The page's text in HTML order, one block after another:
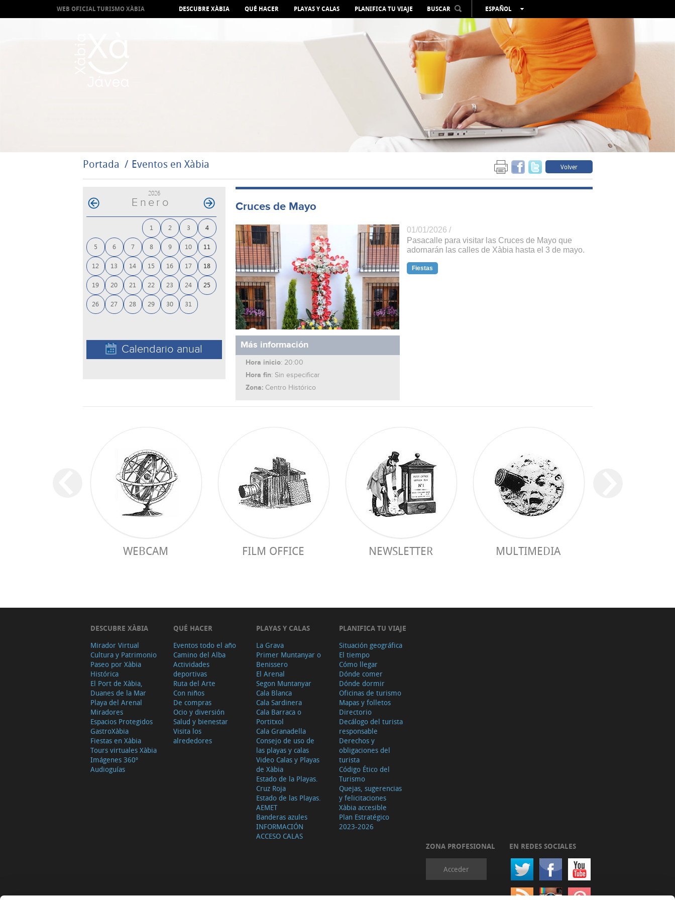
WEB OFICIAL TURISMO XÀBIA DESCUBRE XÀBIA QUÉ HACER PLAYAS Y CALAS PLANIFICA TU VIAJE BUSCAR
ESPAÑOL
VALENCIÀ
ENGLISH
FRANÇAIS
DEUTSCH
Portada Eventos en Xàbia Volver
2026
Enero
1 2 3 4
5 6 7 8 9 10 11
12 13 14 15 16 17 18
19 20 21 22 23 24 25
26 27 28 29 30 31
Calendario anual
Cruces de Mayo
Más información
Hora inicio: 20:00
Hora fin: Sin especificar
Zona: Centro Histórico
01/01/2026 /
Pasacalle para visitar las Cruces de Mayo que
adornarán las calles de Xàbia hasta el 3 de mayo.
Fiestas
WEBCAM FILM OFFICE NEWSLETTER MULTIMEDIA
DESCUBRE XÀBIA
Mirador Virtual
Cultura y Patrimonio
Paseo por Xàbia
Histórica
El Port de Xàbia,
Duanes de la Mar
Playa del Arenal
Miradores
Espacios Protegidos
GastroXàbia
Fiestas en Xàbia
Tours virtuales Xàbia
Imágenes 360º
Audioguías
QUÉ HACER
Eventos todo el año
Camino del Alba
Actividades
deportivas
Ruta del Arte
Con niños
De compras
Ocio y diversión
Salud y bienestar
Visita los
alrededores
PLAYAS Y CALAS
La Grava
Primer Muntanyar o
Benissero
El Arenal
Segon Muntanyar
Cala Blanca
Cala Sardinera
Cala Barraca o
Portitxol
Cala Granadella
Consejo de uso de
las playas y calas
Video Calas y Playas
de Xàbia
Estado de la Playas.
Cruz Roja
Estado de las Playas.
AEMET
Banderas azules
INFORMACIÓN
ACCESO CALAS
PLANIFICA TU VIAJE
Situación geográfica
El tiempo
Cómo llegar
Dónde comer
Dónde dormir
Oficinas de turismo
Mapas y folletos
Directorio
Decálogo del turista
responsable
Derechos y
obligaciones del
turista
Código Ético del
Turismo
Quejas, sugerencias
y felicitaciones
Xàbia accesible
Plan Estratégico
2023-2026
ZONA PROFESIONAL
Acceder
EN REDES SOCIALES